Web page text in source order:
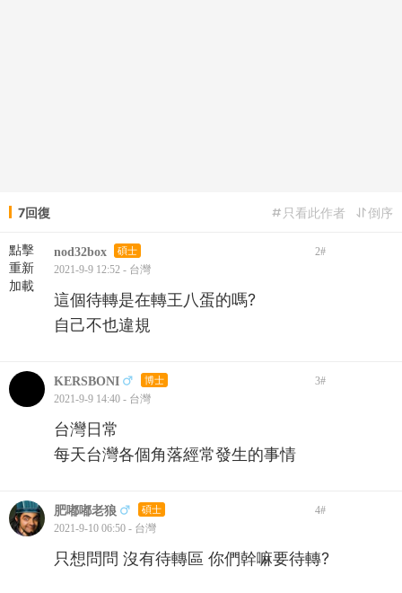
7回復 倒序
只看此作者
點擊
重新
加載
nod32box 碩士 2#
2021-9-9 12:52 - 台灣
這個待轉是在轉王八蛋的嗎?
自己不也違規
KERSBONI 博士 3#
2021-9-9 14:40 - 台灣
台灣日常
每天台灣各個角落經常發生的事情
肥嘟嘟老狼 碩士 4#
2021-9-10 06:50 - 台灣
只想問問 沒有待轉區 你們幹嘛要待轉?